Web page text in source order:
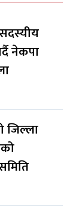
नेकपा
जिल्ला